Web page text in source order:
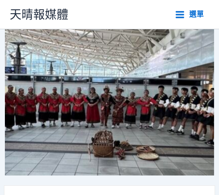
主
要
內
天晴報媒體 選單